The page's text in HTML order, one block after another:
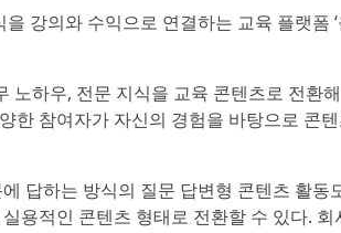
강의와 수익으로 연결하는 교육 플랫폼
노하우, 전문 지식을 교육 콘텐츠로 전환
한 참여자가 자신의 경험을 바탕으로 콘
답하는 방식의 질문 답변형 콘텐츠 활동
용적인 콘텐츠 형태로 전환할 수 있다.